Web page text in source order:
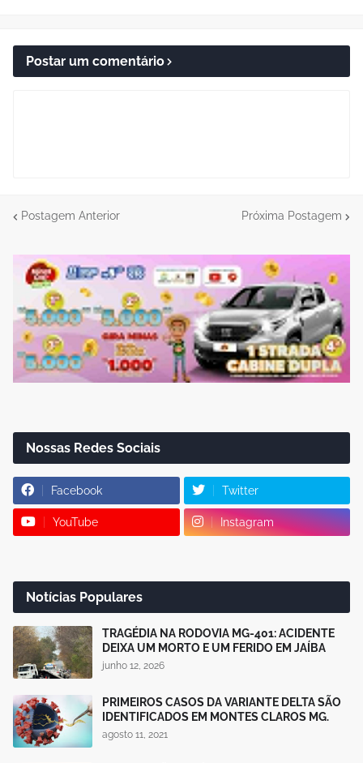
Postar um comentário
Postagem Anterior Próxima Postagem
Nossas Redes Sociais
Facebook Twitter
YouTube Instagram
Notícias Populares
TRAGÉDIA NA RODOVIA MG-401: ACIDENTE
DEIXA UM MORTO E UM FERIDO EM JAÍBA
junho 12, 2026
PRIMEIROS CASOS DA VARIANTE DELTA SÃO
IDENTIFICADOS EM MONTES CLAROS MG.
agosto 11, 2021